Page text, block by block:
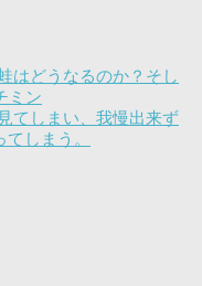
はどうなるのか？そし
ミン
てしまい、我慢出来ず
しまう。